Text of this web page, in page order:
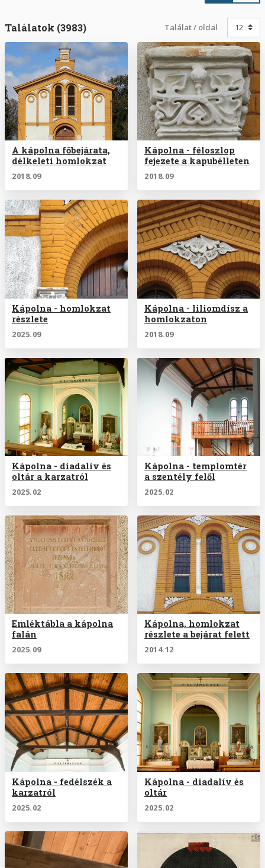
Találatok (3983) Találat / oldal
A kápolna főbejárata,
délkeleti homlokzat
2018.09
Kápolna - féloszlop
fejezete a kapubélleten
2018.09
Kápolna - homlokzat
részlete
2025.09
Kápolna - liliomdísz a
homlokzaton
2018.09
Kápolna - diadalív és
oltár a karzatról
2025.02
Kápolna - templomtér
a szentély felől
2025.02
Emléktábla a kápolna
falán
2025.09
Kápolna, homlokzat
részlete a bejárat felett
2014.12
Kápolna - fedélszék a
karzatról
2025.02
Kápolna - diadalív és
oltár
2025.02